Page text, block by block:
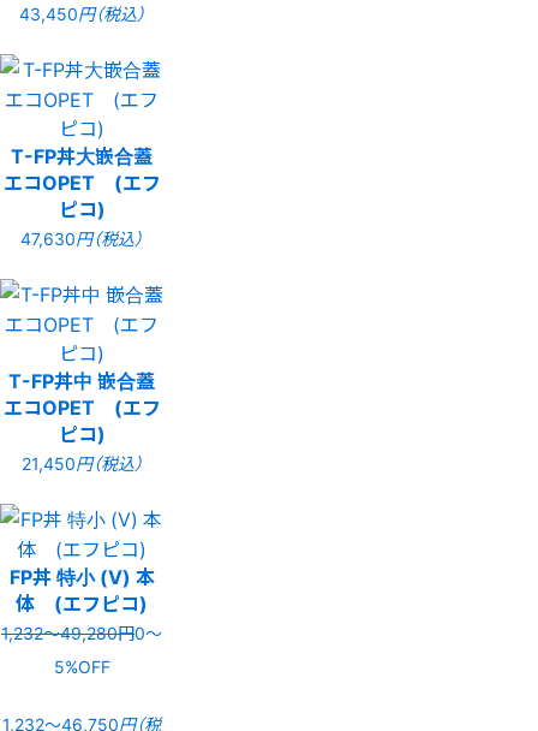
43,450円（税込）
T-FP丼大嵌合蓋
エコOPET (エフ
ピコ)
47,630円（税込）
T-FP丼中 嵌合蓋
エコOPET (エフ
ピコ)
21,450円（税込）
FP丼 特小 (V) 本
体 (エフピコ)
1,232〜49,280円0〜
5%OFF
1,232〜46,750円（税